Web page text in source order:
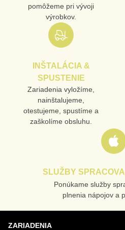
VAŠA OTÁZKA K PRODUKTU
pomôžeme pri vývoji
výrobkov.
INŠTALÁCIA &
SPUSTENIE
Zariadenia vyložíme,
nainštalujeme,
otestujeme, spustíme a
zaškolíme obsluhu.
SLUŽBY
Ponúkame služby
plnenia nápojov a
ZARIADENIA